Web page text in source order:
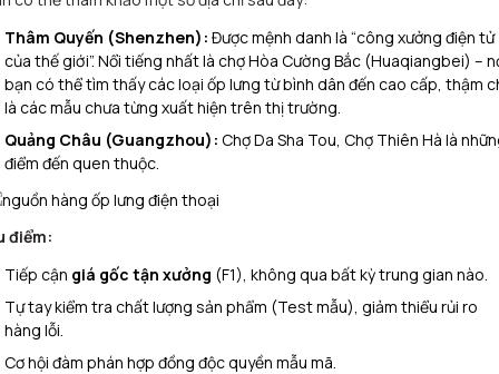
Thâm Quyến (Shenzhen): Được mệnh danh là “công xưởng điện tử
của thế giới”. Nổi tiếng nhất là chợ Hòa Cường Bắc (Huaqiangbei) –
bạn có thể tìm thấy các loại ốp lưng từ bình dân đến cao cấp, thậm
là các mẫu chưa từng xuất hiện trên thị trường.
Quảng Châu (Guangzhou): Chợ Da Sha Tou, Chợ Thiên Hà là
điểm đến quen thuộc.
điểm:
Tiếp cận giá gốc tận xưởng (F1), không qua bất kỳ trung gian nào.
Tự tay kiểm tra chất lượng sản phẩm (Test mẫu), giảm thiểu rủi ro
hàng lỗi.
Cơ hội đàm phán hợp đồng độc quyền mẫu mã.